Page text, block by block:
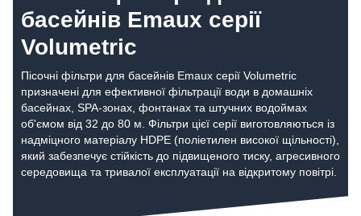
басейнів Emaux серії
Volumetric
Пісочні фільтри для басейнів Emaux серії Volumetric
призначені для ефективної фільтрації води в домашніх
басейнах, SPA-зонах, фонтанах та штучних водоймах
об'ємом від 32 до 80 м. Фільтри цієї серії виготовляються із
надміцного матеріалу HDPE (поліетилен високої щільності),
який забезпечує стійкість до підвищеного тиску, агресивного
середовища та тривалої експлуатації на відкритому повітрі.